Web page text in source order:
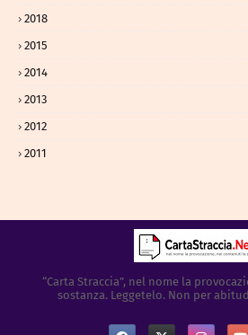
2018
2015
2014
2013
2012
2011
“Carta Straccia”, nel nome la
sostanza. Leggetelo. Non per